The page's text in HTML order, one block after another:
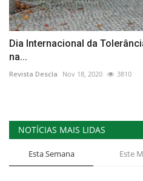
Dia Internacional da
na...
Revista Descla Nov 18, 2020 3810
NOTÍCIAS MAIS LIDAS
Esta Semana Este